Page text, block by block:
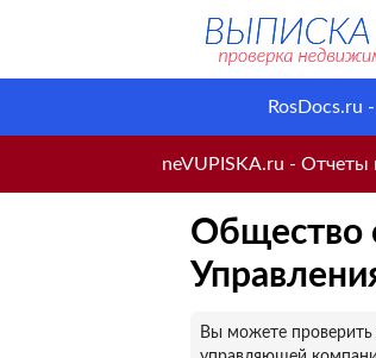
RosDocs.ru
neVUPISKA.ru -
Общество
Вы можете проверить